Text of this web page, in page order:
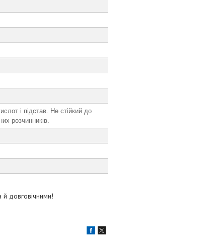
і підстав. Не стійкий до
розчинників.
й довговічними!